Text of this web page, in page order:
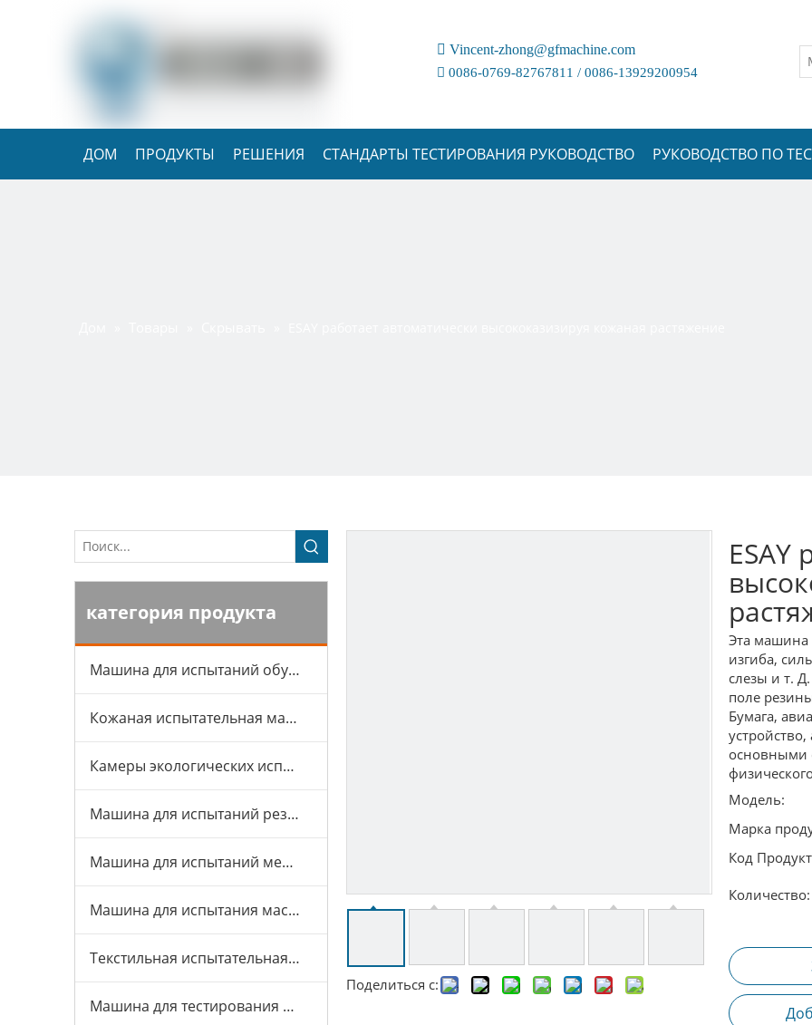
 Vincent-zhong@gfmachine.com
 0086-0769-82767811 / 0086-13929200954
ДОМ ПРОДУКТЫ РЕШЕНИЯ СТАНДАРТЫ ТЕСТИРОВАНИЯ РУКОВОДСТВО РУКОВОДСТВО ПО
категория продукта
Машина для испытаний обуви
Кожаная испытательная машина
Камеры экологических испытаний
Машина для испытаний резины и пластика
Машина для испытаний мебели
Машина для испытания масок
Текстильная испытательная машина
Машина для тестирования игрушек
Поделиться с:
ESAY
Эта машина
изгиба,
слезы и т.
поле
Бумага,
основными
Модель:
Марка
Код
Количество: